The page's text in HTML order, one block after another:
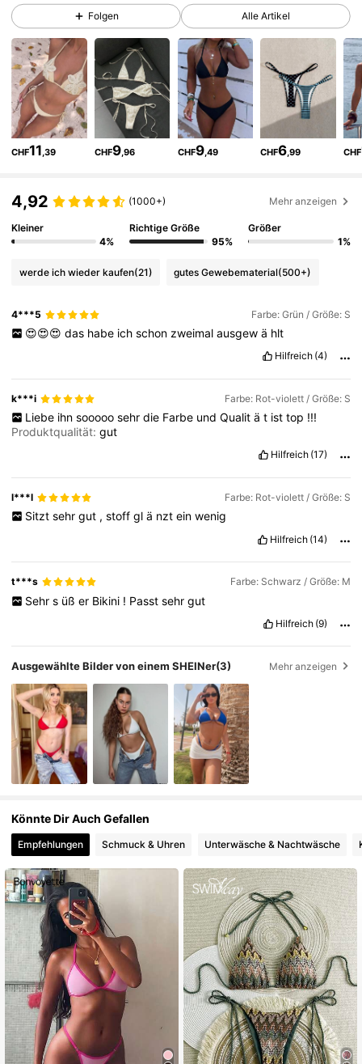
4,83
4,83 600K Follower
4,83 600K Follower
600K Follower
4,83 600K Follower
Folgen Alle Artikel
CHF11 ,39 CHF9 ,96 CHF9,49 CHF6 ,99 CHF
4,92 (1000+) Mehr anzeigen
Kleiner
4%
Richtige Größe
95%
Größer
1%
werde ich wieder kaufen(21) gutes Gewebematerial(500+)
4***5 Farbe: Grün / Größe: S
😍😍😍 das habe ich schon zweimal ausgew ä hlt
Hilfreich (4)
k***i Farbe: Rot-violett / Größe: S
Liebe ihn sooooo sehr die Farbe und Qualit ä t ist top !!!
Produktqualität:gut
Hilfreich (17)
l***l Farbe: Rot-violett / Größe: S
Sitzt sehr gut , stoff gl ä nzt ein wenig
Hilfreich (14)
t***s Farbe: Schwarz / Größe: M
Sehr s üß er Bikini ! Passt sehr gut
Hilfreich (9)
Ausgewählte Bilder von einem SHEINer(3) Mehr anzeigen
Könnte Dir Auch Gefallen
Empfehlungen Schmuck & Uhren Unterwäsche & Nachtwäsche